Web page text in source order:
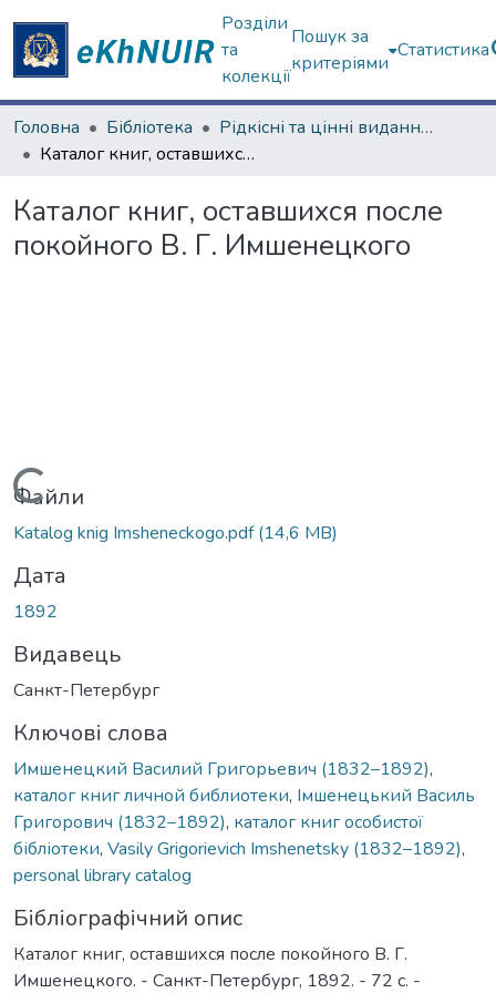
Розділи
та
колекції
Пошук за
критеріями
Статистика
Головна Бібліотека
Рідкісні та цінні видання з фондів ЦНБ
Каталог книг, оставшихся после покойного В. Г. Имшенецкого
Каталог книг, оставшихся после
покойного В. Г. Имшенецкого
Вантажиться...
Файли
Katalog knig Imsheneckogo.pdf(14,6 MB)
Дата
1892
Видавець
Санкт-Петербург
Ключові слова
Имшенецкий Василий Григорьевич (1832–1892),
каталог книг личной библиотеки, Імшенецький Василь
Григорович (1832–1892), каталог книг особистої
бібліотеки, Vasily Grigorievich Imshenetsky (1832–1892),
personal library catalog
Бібліографічний опис
Каталог книг, оставшихся после покойного В. Г.
Имшенецкого. - Санкт-Петербург, 1892. - 72 с. -